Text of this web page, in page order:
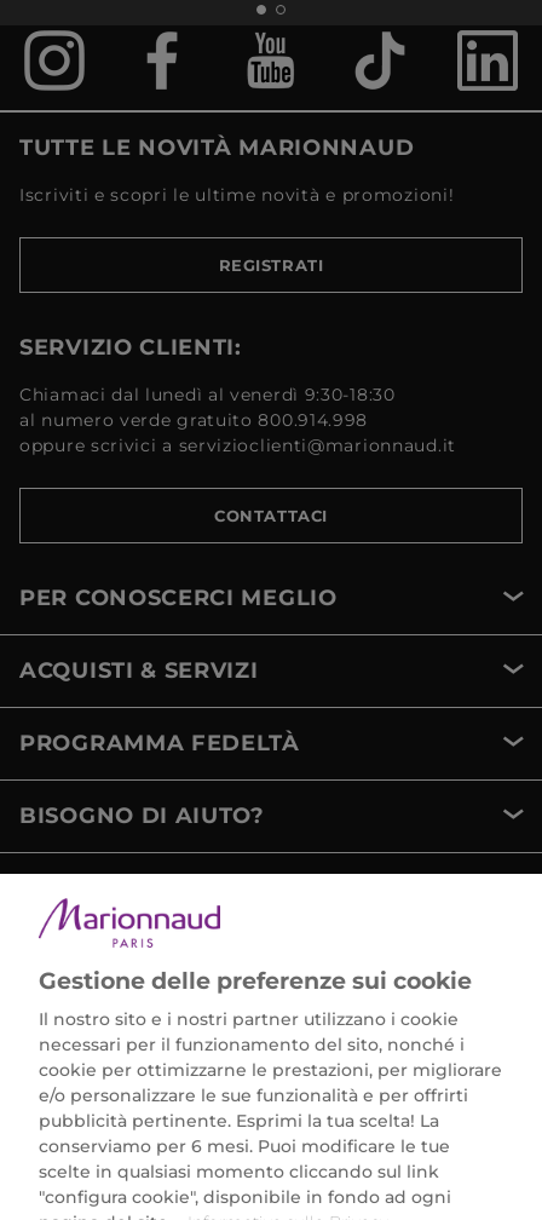
TUTTE LE NOVITÀ MARIONNAUD
Iscriviti e scopri le ultime novità e promozioni!
REGISTRATI
SERVIZIO CLIENTI:
Chiamaci dal lunedì al venerdì 9:30-18:30
al numero verde gratuito 800.914.998
oppure scrivici a servizioclienti@marionnaud.it
CONTATTACI
PER CONOSCERCI MEGLIO
ACQUISTI & SERVIZI
PROGRAMMA FEDELTÀ
BISOGNO DI AIUTO?
Marionnaud Parfumeries Italia S.r.l.
Largo Fiera Milano 5, 20017 Rho (MI)
REA Milano 1650024 con P.IVA 13425220152.
SCARICA LA NOSTRA APP
Gestione delle preferenze sui cookie
Il nostro sito e i nostri partner utilizzano i cookie
necessari per il funzionamento del sito, nonché i
cookie per ottimizzarne le prestazioni, per migliorare
e/o personalizzare le sue funzionalità e per offrirti
pubblicità pertinente. Esprimi la tua scelta! La
conserviamo per 6 mesi. Puoi modificare le tue
scelte in qualsiasi momento cliccando sul link
"configura cookie", disponibile in fondo ad ogni